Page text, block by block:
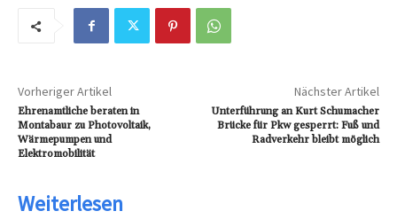
Vorheriger Artikel
Ehrenamtliche beraten in
Montabaur zu Photovoltaik,
Wärmepumpen und
Elektromobilität
Nächster Artikel
Unterführung an Kurt Schumacher
Brücke für Pkw gesperrt: Fuß und
Radverkehr bleibt möglich
Weiterlesen